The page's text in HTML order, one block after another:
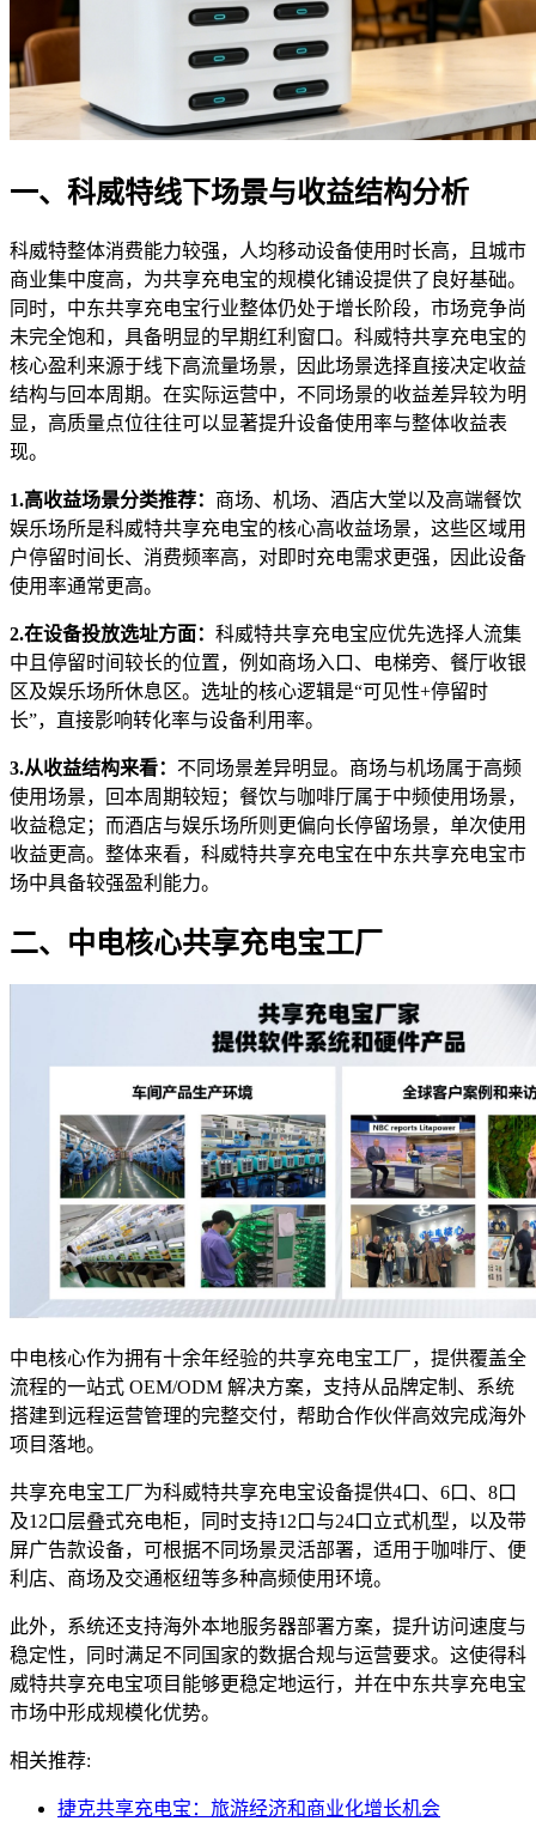
一、科威特线下场景与收益结构分析
科威特整体消费能力较强，人均移动设备使用时长高，且城市
商业集中度高，为共享充电宝的规模化铺设提供了良好基础。
同时，中东共享充电宝行业整体仍处于增长阶段，市场竞争尚
未完全饱和，具备明显的早期红利窗口。科威特共享充电宝的
核心盈利来源于线下高流量场景，因此场景选择直接决定收益
结构与回本周期。在实际运营中，不同场景的收益差异较为明
显，高质量点位往往可以显著提升设备使用率与整体收益表
现。
1.高收益场景分类推荐： 商场、机场、酒店大堂以及高端餐饮
娱乐场所是科威特共享充电宝的核心高收益场景，这些区域用
户停留时间长、消费频率高，对即时充电需求更强，因此设备
使用率通常更高。
2.在设备投放选址方面： 科威特共享充电宝应优先选择人流集
中且停留时间较长的位置，例如商场入口、电梯旁、餐厅收银
区及娱乐场所休息区。选址的核心逻辑是“可见性+停留时
长”，直接影响转化率与设备利用率。
3.从收益结构来看： 不同场景差异明显。商场与机场属于高频
使用场景，回本周期较短；餐饮与咖啡厅属于中频使用场景，
收益稳定；而酒店与娱乐场所则更偏向长停留场景，单次使用
收益更高。整体来看，科威特共享充电宝在中东共享充电宝市
场中具备较强盈利能力。
二、中电核心共享充电宝工厂
中电核心作为拥有十余年经验的共享充电宝工厂，提供覆盖全
流程的一站式 OEM/ODM 解决方案，支持从品牌定制、系统
搭建到远程运营管理的完整交付，帮助合作伙伴高效完成海外
项目落地。
共享充电宝工厂为科威特共享充电宝设备提供4口、6口、8口
及12口层叠式充电柜，同时支持12口与24口立式机型，以及带
屏广告款设备，可根据不同场景灵活部署，适用于咖啡厅、便
利店、商场及交通枢纽等多种高频使用环境。
此外，系统还支持海外本地服务器部署方案，提升访问速度与
稳定性，同时满足不同国家的数据合规与运营要求。这使得科
威特共享充电宝项目能够更稳定地运行，并在中东共享充电宝
市场中形成规模化优势。
相关推荐:
捷克共享充电宝：旅游经济和商业化增长机会